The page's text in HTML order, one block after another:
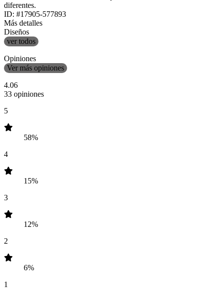
diferentes.
ID: #17905-577893
Más detalles
Diseños
ver todos
Opiniones
Ver más opiniones
4.06
33 opiniones
5
58%
4
15%
3
12%
2
6%
1